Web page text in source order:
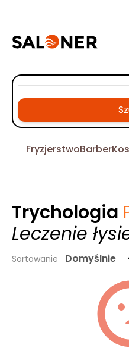
FryzjerstwoBarber
Trychologia
Leczenie
Sortowanie Domyślnie